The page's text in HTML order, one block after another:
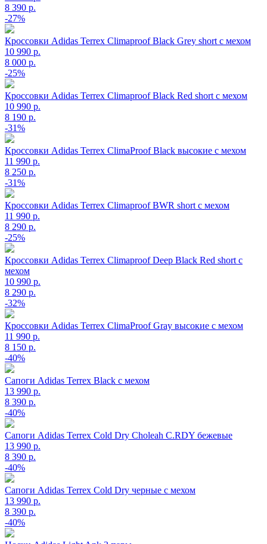
8 390 р.
-27%
Кроссовки Adidas Terrex Climaproof Black Grey short с мехом
10 990 р.
8 000 р.
-25%
Кроссовки Adidas Terrex Climaproof Black Red short с мехом
10 990 р.
8 190 р.
-31%
Кроссовки Adidas Terrex ClimaProof Black высокие c мехом
11 990 р.
8 250 р.
-31%
Кроссовки Adidas Terrex Climaproof BWR short с мехом
11 990 р.
8 290 р.
-25%
Кроссовки Adidas Terrex Climaproof Deep Black Red short с
мехом
10 990 р.
8 290 р.
-32%
Кроссовки Adidas Terrex ClimaProof Gray высокие c мехом
11 990 р.
8 150 р.
-40%
Сапоги Adidas Terrex Black с мехом
13 990 р.
8 390 р.
-40%
Сапоги Adidas Terrex Cold Dry Choleah C.RDY бежевые
13 990 р.
8 390 р.
-40%
Сапоги Adidas Terrex Cold Dry черные с мехом
13 990 р.
8 390 р.
-40%